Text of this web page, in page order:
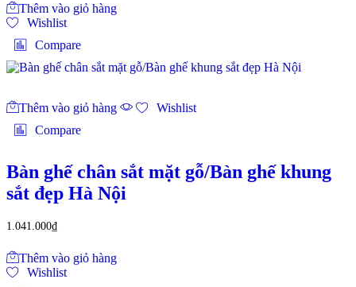
Thêm vào giỏ hàng
Wishlist
Compare
Thêm vào giỏ hàng
Wishlist
Compare
Bàn ghế chân sắt mặt gỗ/Bàn ghế khung
sắt đẹp Hà Nội
1.041.000₫
Thêm vào giỏ hàng
Wishlist